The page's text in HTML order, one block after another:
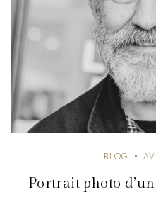
BLOG
Portrait photo